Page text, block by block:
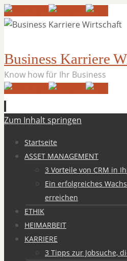
Business Karriere
Know how für Ihr Business
Zum Inhalt springen
Startseite
ASSET MANAGEMENT
3 Vorteile von CRM in
Ein erfolgreiches
erreichen
ETHIK
HEIMARBEIT
KARRIERE
3 Tipps zur Jobsuche,